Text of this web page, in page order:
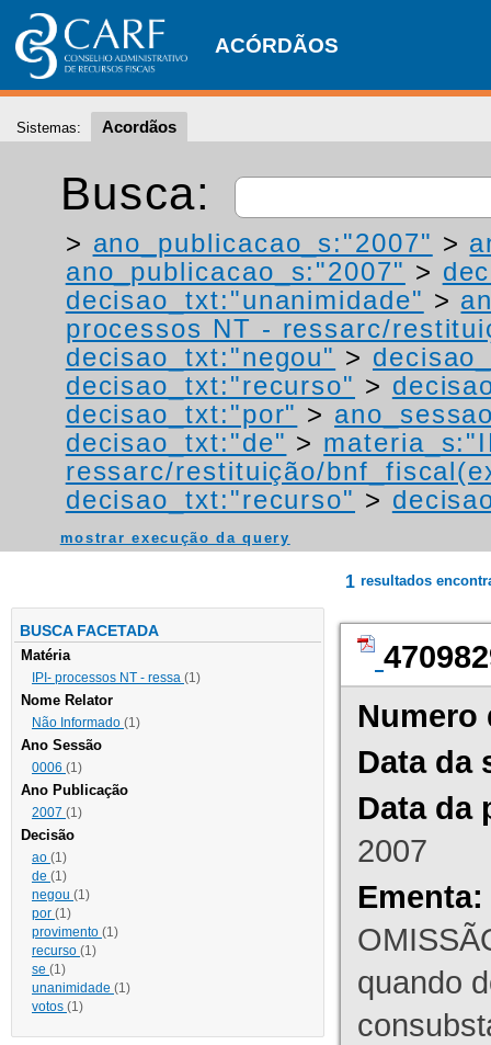
ACÓRDÃOS
Sistemas: Acordãos
Busca:
> ano_publicacao_s:"2007" >
ano_publicacao_s:"2007" >
decisao_txt:"unanimidade" >
processos NT - ressarc/
decisao_txt:"negou" >
decisao_txt:"recurso" >
decisao_txt:"por" >
decisao_txt:"de" >
ressarc/restituição/
decisao_txt:"recurso" >
mostrar execução da query
BUSCA FACETADA
Matéria
IPI- processos NT - ressa (1)
Nome Relator
Não Informado (1)
Ano Sessão
0006 (1)
Ano Publicação
2007 (1)
Decisão
ao (1)
de (1)
negou (1)
por (1)
provimento (1)
recurso (1)
se (1)
unanimidade (1)
votos (1)
1 resultados
Numero
Data da
Data da
2007
Ementa:
quando